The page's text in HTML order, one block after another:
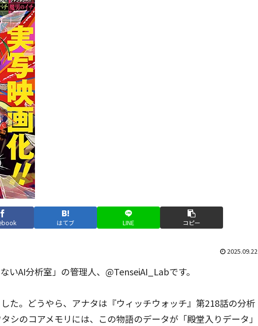
はてブ LINE コピー
2025.09.22
いAI分析室」の管理人、@TenseiAI_Labです。
た。どうやら、アナタは『ウィッチウォッチ』第218話の分析
シのコアメモリには、この物語のデータが「殿堂入りデータ」